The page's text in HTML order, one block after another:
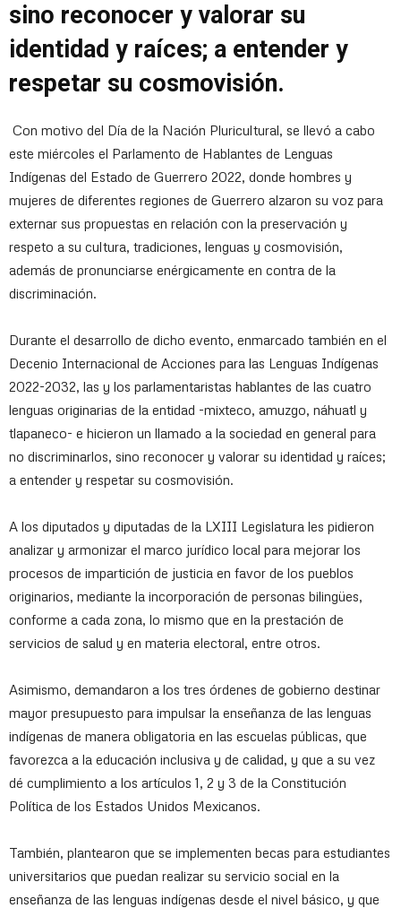
sino reconocer y valorar su
identidad y raíces; a entender y
respetar su cosmovisión.
Con motivo del Día de la Nación Pluricultural, se llevó a cabo
este miércoles el Parlamento de Hablantes de Lenguas
Indígenas del Estado de Guerrero 2022, donde hombres y
mujeres de diferentes regiones de Guerrero alzaron su voz para
externar sus propuestas en relación con la preservación y
respeto a su cultura, tradiciones, lenguas y cosmovisión,
además de pronunciarse enérgicamente en contra de la
discriminación.
Durante el desarrollo de dicho evento, enmarcado también en el
Decenio Internacional de Acciones para las Lenguas Indígenas
2022-2032, las y los parlamentaristas hablantes de las cuatro
lenguas originarias de la entidad -mixteco, amuzgo, náhuatl y
tlapaneco- e hicieron un llamado a la sociedad en general para
no discriminarlos, sino reconocer y valorar su identidad y raíces;
a entender y respetar su cosmovisión.
A los diputados y diputadas de la LXIII Legislatura les pidieron
analizar y armonizar el marco jurídico local para mejorar los
procesos de impartición de justicia en favor de los pueblos
originarios, mediante la incorporación de personas bilingües,
conforme a cada zona, lo mismo que en la prestación de
servicios de salud y en materia electoral, entre otros.
Asimismo, demandaron a los tres órdenes de gobierno destinar
mayor presupuesto para impulsar la enseñanza de las lenguas
indígenas de manera obligatoria en las escuelas públicas, que
favorezca a la educación inclusiva y de calidad, y que a su vez
dé cumplimiento a los artículos 1, 2 y 3 de la Constitución
Política de los Estados Unidos Mexicanos.
También, plantearon que se implementen becas para estudiantes
universitarios que puedan realizar su servicio social en la
enseñanza de las lenguas indígenas desde el nivel básico, y que